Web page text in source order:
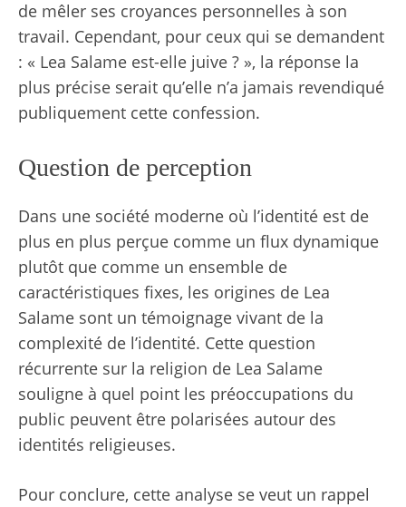
de mêler ses croyances personnelles à son
travail. Cependant, pour ceux qui se demandent
: « Lea Salame est-elle juive ? », la réponse la
plus précise serait qu’elle n’a jamais revendiqué
publiquement cette confession.
Question de perception
Dans une société moderne où l’identité est de
plus en plus perçue comme un flux dynamique
plutôt que comme un ensemble de
caractéristiques fixes, les origines de Lea
Salame sont un témoignage vivant de la
complexité de l’identité. Cette question
récurrente sur la religion de Lea Salame
souligne à quel point les préoccupations du
public peuvent être polarisées autour des
identités religieuses.
Pour conclure, cette analyse se veut un rappel